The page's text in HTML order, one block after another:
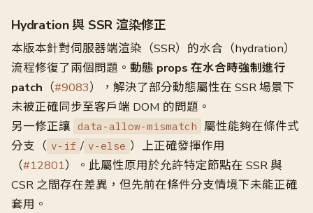
Hydration 與 SSR 渲染修正
本版本針對伺服器端渲染（SSR）的水合（hydration）
流程修復了兩個問題。 動態 props 在水合時強制進行
patch （#9083），解決了部分動態屬性在 SSR 場景下
未被正確同步至客戶端 DOM 的問題。
另一修正讓
data-allow-mismatch 屬性能夠在條件式
分支（ v-if / v-else ）上正確發揮作用
（#12801）。此屬性原用於允許特定節點在 SSR 與
CSR 之間存在差異，但先前在條件分支情境下未能正確
套用。